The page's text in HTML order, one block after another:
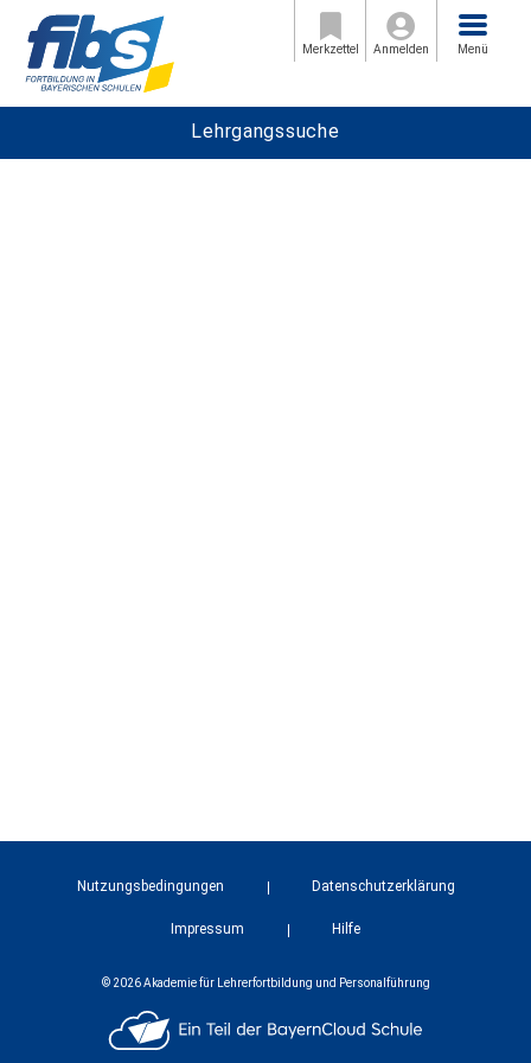
Merkzettel Anmelden
Menü
Menü
Lehrgangssuche
Nutzungsbedingungen Datenschutzerklärung
Impressum Hilfe
© 2026 Akademie für Lehrerfortbildung und Personalführung